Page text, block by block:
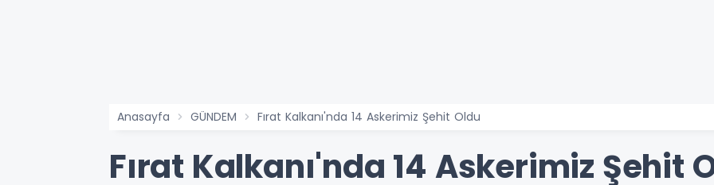
Anasayfa GÜNDEM Fırat Kalkanı'nda 14 Askerimiz Şehit Oldu
Fırat Kalkanı'nda 14 Askerimiz Şehit